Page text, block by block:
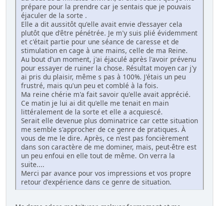
prépare pour la prendre car je sentais que je pouvais
éjaculer de la sorte .
Elle a dit aussitôt qu'elle avait envie d'essayer cela
plutôt que d'être pénétrée. Je m'y suis plié évidemment
et c'était partie pour une séance de caresse et de
stimulation en cage à une mains, celle de ma Reine.
Au bout d'un moment, j'ai éjaculé après l'avoir prévenu
pour essayer de ruiner la chose. Résultat moyen car j'y
ai pris du plaisir, même s pas à 100%. J'étais un peu
frustré, mais qu'un peu et comblé à la fois.
Ma reine chérie m'a fait savoir qu'elle avait apprécié.
Ce matin je lui ai dit qu'elle me tenait en main
littéralement de la sorte et elle a acquiescé.
Serait elle devenue plus dominatrice car cette situation
me semble s'approcher de ce genre de pratiques. À
vous de me le dire. Après, ce n'est pas foncièrement
dans son caractère de me dominer, mais, peut-être est
un peu enfoui en elle tout de même. On verra la
suite....
Merci par avance pour vos impressions et vos propre
retour d'expérience dans ce genre de situation.